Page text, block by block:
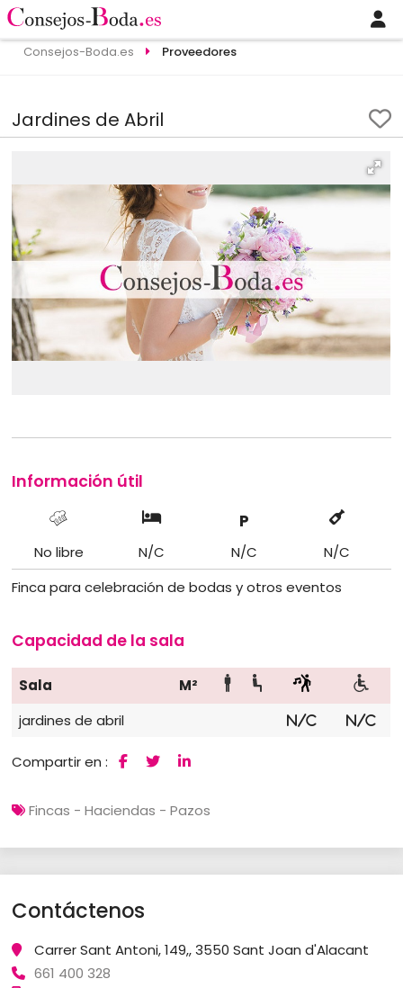
Consejos-Boda.es Proveedores
Jardines de Abril
Información útil
No libre N/C
P
N/C
N/C
Finca para celebración de bodas y otros eventos
Capacidad de la sala
Sala
M²
jardines de abril
N/C N/C
Compartir en :
Fincas - Haciendas - Pazos
Contáctenos
Carrer Sant Antoni, 149,, 3550 Sant Joan d'Alacant
661 400 328